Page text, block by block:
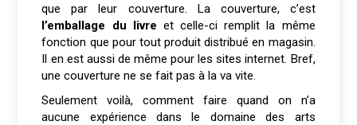
que par leur couverture. La couverture, c’est
l’emballage du livre et celle-ci remplit la même
fonction que pour tout produit distribué en magasin.
Il en est aussi de même pour les sites internet. Bref,
une couverture ne se fait pas à la va vite.
Seulement voilà, comment faire quand on n’a
aucune expérience dans le domaine des arts